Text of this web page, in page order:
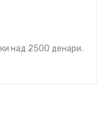
над 2500 денари.